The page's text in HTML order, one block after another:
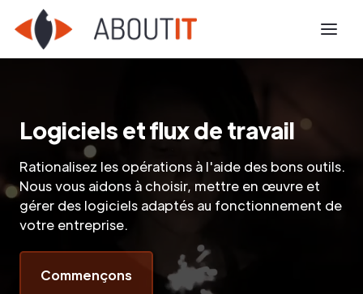
Logiciels et flux de travail
Rationalisez les opérations à l'aide des bons outils.
Nous vous aidons à choisir, mettre en œuvre et
gérer des logiciels adaptés au fonctionnement de
votre entreprise.
Commençons